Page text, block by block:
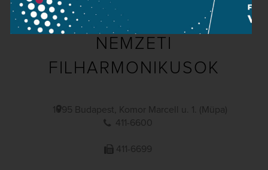
NEMZETI
FILHARMONIKUSOK
1095 Budapest, Komor Marcell u. 1. (Müpa)
411-6600
411-6699